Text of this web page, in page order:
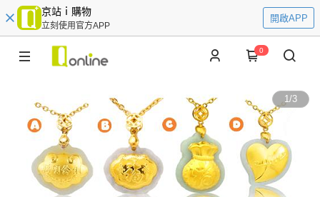
京站ｉ購物
立刻使用官方APP
開啟APP
0
1/3